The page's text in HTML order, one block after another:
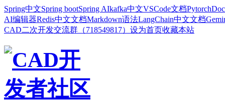
Spring中文Spring bootSpring AIkafka中文VSCode文档Pytorch
AI编辑器Redis中文文档Markdown语法LangChain中文文档
CAD二次开发交流群（718549817） 设为首页收藏本站